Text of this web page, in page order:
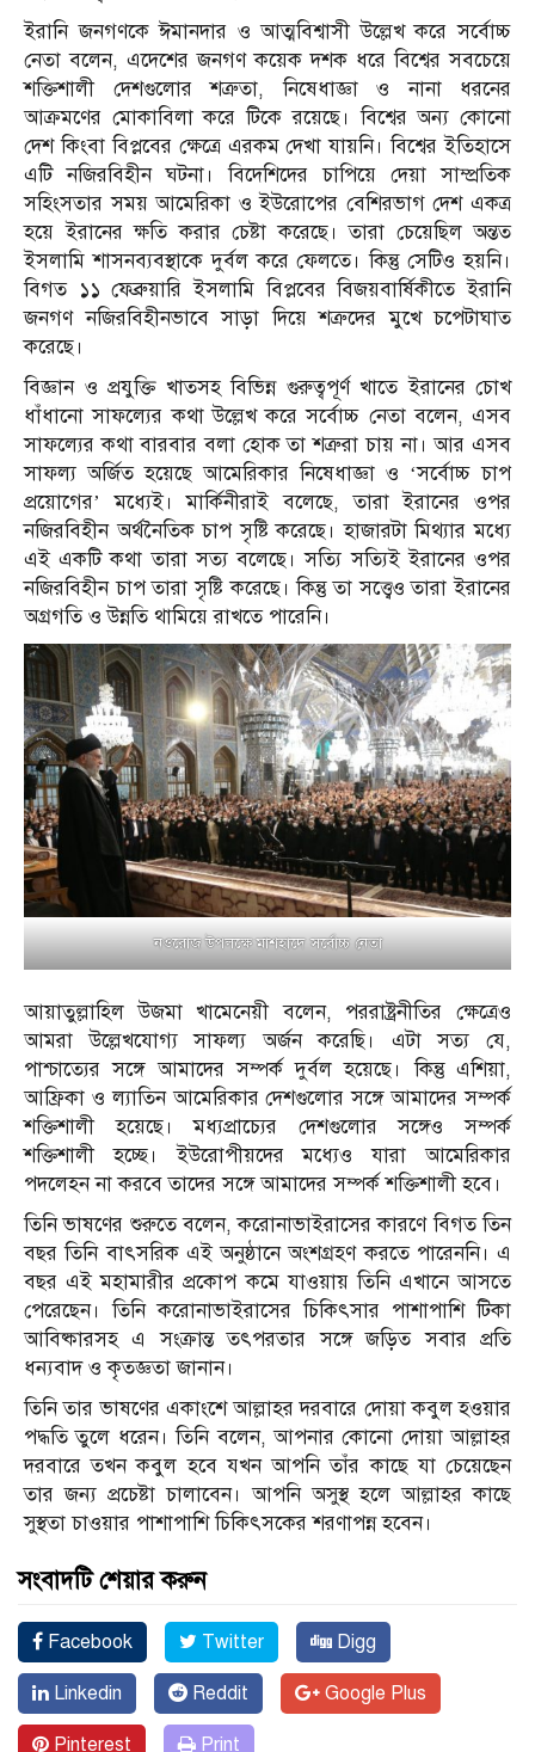
ইরানি জনগণকে ঈমানদার ও আত্মবিশ্বাসী উল্লেখ করে সর্বোচ্চ
নেতা বলেন, এদেশের জনগণ কয়েক দশক ধরে বিশ্বের সবচেয়ে
শক্তিশালী দেশগুলোর শত্রুতা, নিষেধাজ্ঞা ও নানা ধরনের
আক্রমণের মোকাবিলা করে টিকে রয়েছে। বিশ্বের অন্য কোনো
দেশ কিংবা বিপ্লবের ক্ষেত্রে এরকম দেখা যায়নি। বিশ্বের ইতিহাসে
এটি নজিরবিহীন ঘটনা। বিদেশিদের চাপিয়ে দেয়া সাম্প্রতিক
সহিংসতার সময় আমেরিকা ও ইউরোপের বেশিরভাগ দেশ একত্র
হয়ে ইরানের ক্ষতি করার চেষ্টা করেছে। তারা চেয়েছিল অন্তত
ইসলামি শাসনব্যবস্থাকে দুর্বল করে ফেলতে। কিন্তু সেটিও হয়নি।
বিগত ১১ ফেব্রুয়ারি ইসলামি বিপ্লবের বিজয়বার্ষিকীতে ইরানি
জনগণ নজিরবিহীনভাবে সাড়া দিয়ে শত্রুদের মুখে চপেটাঘাত
করেছে।
বিজ্ঞান ও প্রযুক্তি খাতসহ বিভিন্ন গুরুত্বপূর্ণ খাতে ইরানের চোখ
ধাঁধানো সাফল্যের কথা উল্লেখ করে সর্বোচ্চ নেতা বলেন, এসব
সাফল্যের কথা বারবার বলা হোক তা শত্রুরা চায় না। আর এসব
সাফল্য অর্জিত হয়েছে আমেরিকার নিষেধাজ্ঞা ও ‘সর্বোচ্চ চাপ
প্রয়োগের’ মধ্যেই। মার্কিনীরাই বলেছে, তারা ইরানের ওপর
নজিরবিহীন অর্থনৈতিক চাপ সৃষ্টি করেছে। হাজারটা মিথ্যার মধ্যে
এই একটি কথা তারা সত্য বলেছে। সত্যি সত্যিই ইরানের ওপর
নজিরবিহীন চাপ তারা সৃষ্টি করেছে। কিন্তু তা সত্ত্বেও তারা ইরানের
অগ্রগতি ও উন্নতি থামিয়ে রাখতে পারেনি।
নওরোজ উপলক্ষে মাশহাদে সর্বোচ্চ নেতা
আয়াতুল্লাহিল উজমা খামেনেয়ী বলেন, পররাষ্ট্রনীতির ক্ষেত্রেও
আমরা উল্লেখযোগ্য সাফল্য অর্জন করেছি। এটা সত্য যে,
পাশ্চাত্যের সঙ্গে আমাদের সম্পর্ক দুর্বল হয়েছে। কিন্তু এশিয়া,
আফ্রিকা ও ল্যাতিন আমেরিকার দেশগুলোর সঙ্গে আমাদের সম্পর্ক
শক্তিশালী হয়েছে। মধ্যপ্রাচ্যের দেশগুলোর সঙ্গেও সম্পর্ক
শক্তিশালী হচ্ছে। ইউরোপীয়দের মধ্যেও যারা আমেরিকার
পদলেহন না করবে তাদের সঙ্গে আমাদের সম্পর্ক শক্তিশালী হবে।
তিনি ভাষণের শুরুতে বলেন, করোনাভাইরাসের কারণে বিগত তিন
বছর তিনি বাৎসরিক এই অনুষ্ঠানে অংশগ্রহণ করতে পারেননি। এ
বছর এই মহামারীর প্রকোপ কমে যাওয়ায় তিনি এখানে আসতে
পেরেছেন। তিনি করোনাভাইরাসের চিকিৎসার পাশাপাশি টিকা
আবিষ্কারসহ এ সংক্রান্ত তৎপরতার সঙ্গে জড়িত সবার প্রতি
ধন্যবাদ ও কৃতজ্ঞতা জানান।
তিনি তার ভাষণের একাংশে আল্লাহর দরবারে দোয়া কবুল হওয়ার
পদ্ধতি তুলে ধরেন। তিনি বলেন, আপনার কোনো দোয়া আল্লাহর
দরবারে তখন কবুল হবে যখন আপনি তাঁর কাছে যা চেয়েছেন
তার জন্য প্রচেষ্টা চালাবেন। আপনি অসুস্থ হলে আল্লাহর কাছে
সুস্থতা চাওয়ার পাশাপাশি চিকিৎসকের শরণাপন্ন হবেন।
সংবাদটি শেয়ার করুন
Facebook Twitter Digg
Linkedin Reddit Google Plus
Pinterest Print